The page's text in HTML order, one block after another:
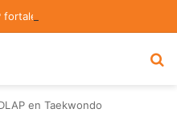
en Taekwondo